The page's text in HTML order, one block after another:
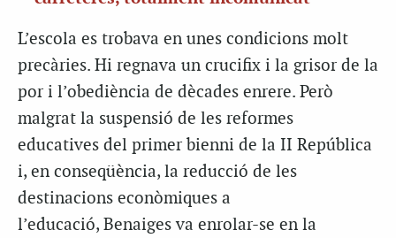
L’escola es trobava en unes condicions molt
precàries. Hi regnava un crucifix i la grisor de la
por i l’obediència de dècades enrere. Però
malgrat la suspensió de les reformes
educatives del primer bienni de la II República
i, en conseqüència, la reducció de les
destinacions econòmiques a
l’educació, Benaiges va enrolar-se en la